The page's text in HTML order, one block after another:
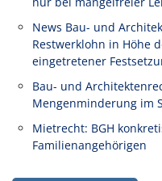
News Bau- und
Restwerklohn in Höhe
eingetretener
Bau- und
Mengenminderung im
Mietrecht: BGH
Familienangehörigen